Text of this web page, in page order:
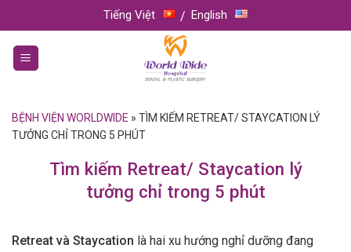
to
content
Tiếng Việt English
BỆNH VIỆN WORLDWIDE » TÌM KIẾM RETREAT/ STAYCATION LÝ
TƯỞNG CHỈ TRONG 5 PHÚT
Tìm kiếm Retreat/ Staycation lý
tưởng chỉ trong 5 phút
Retreat và Staycation là hai xu hướng nghỉ dưỡng đang